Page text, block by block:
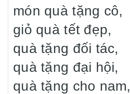
món quà tặng cô,
giỏ quà tết đẹp,
quà tặng đối tác,
quà tặng đại hội,
quà tặng cho nam,